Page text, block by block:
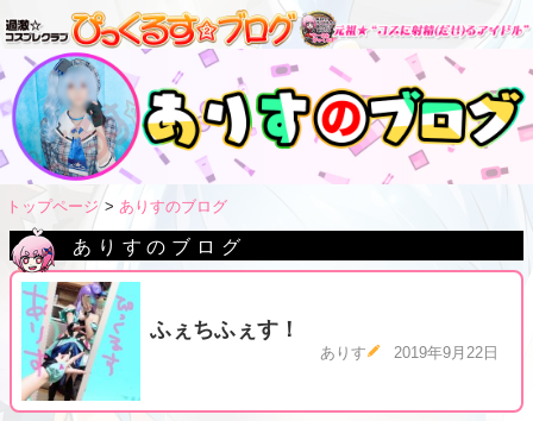
トップページ ありすのブログ
ありすのブログ
ふぇちふぇす！
ありす 2019年9月22日